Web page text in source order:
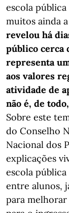
escola pública
muitos ainda
revelou há
público cerca
representa
aos valores
atividade de
não é, de
Sobre este
do Conselho
Nacional dos
explicações
escola pública
entre alunos,
para melhorar